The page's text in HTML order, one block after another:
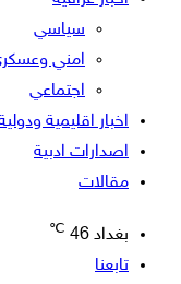
سياسي
امني
اجتماعي
اخبار اقليمية
اصدارات ادبية
مقالات
بغداد 46
℃
تابعنا